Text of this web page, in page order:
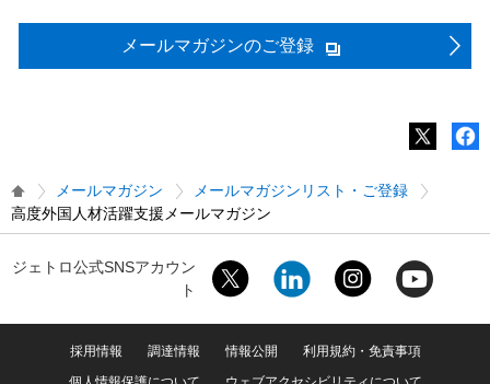
メールマガジンのご登録
メールマガジン
メールマガジンリスト・ご登録
高度外国人材活躍支援メールマガジン
ジェトロ公式SNSアカウン
ト
採用情報 調達情報 情報公開
利用規約・免責事項